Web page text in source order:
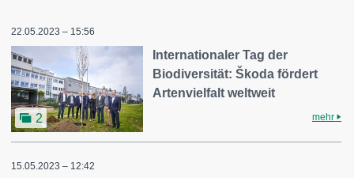
22.05.2023 – 15:56
2
Internationaler Tag der
Biodiversität: Škoda fördert
Artenvielfalt weltweit
mehr
15.05.2023 – 12:42